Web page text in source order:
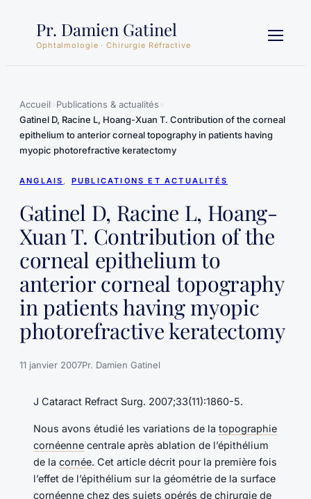
contenu
Pr. Damien Gatinel
Ophtalmologie · Chirurgie Réfractive
Accueil Publications & actualités
Gatinel D, Racine L, Hoang-Xuan T. Contribution of the corneal
epithelium to anterior corneal topography in patients having
myopic photorefractive keratectomy
ANGLAIS , PUBLICATIONS ET ACTUALITÉS
Gatinel D, Racine L, Hoang-
Xuan T. Contribution of the
corneal epithelium to
anterior corneal topography
in patients having myopic
photorefractive keratectomy
11 janvier 2007Pr. Damien Gatinel
J Cataract Refract Surg. 2007;33(11):1860-5.
Nous avons étudié les variations de la topographie
cornéenne centrale après ablation de l’épithélium
de la cornée. Cet article décrit pour la première fois
l’effet de l’épithélium sur la géométrie de la surface
cornéenne chez des sujets opérés de chirurgie de